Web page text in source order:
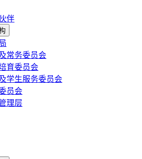
伴
常务委员会
育委员会
学生服务委员会
员会
理层